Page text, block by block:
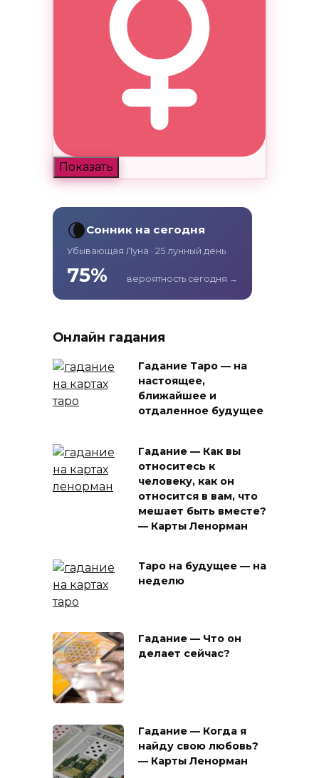
Показать
🌘Сонник на сегодня
Убывающая Луна · 25 лунный день
75% вероятность сегодня →
Онлайн гадания
Гадание Таро — на
настоящее,
ближайшее и
отдаленное будущее
Гадание — Как вы
относитесь к
человеку, как он
относится в вам, что
мешает быть вместе?
— Карты Ленорман
Таро на будущее — на
неделю
Гадание — Что он
делает сейчас?
Гадание — Когда я
найду свою любовь?
— Карты Ленорман